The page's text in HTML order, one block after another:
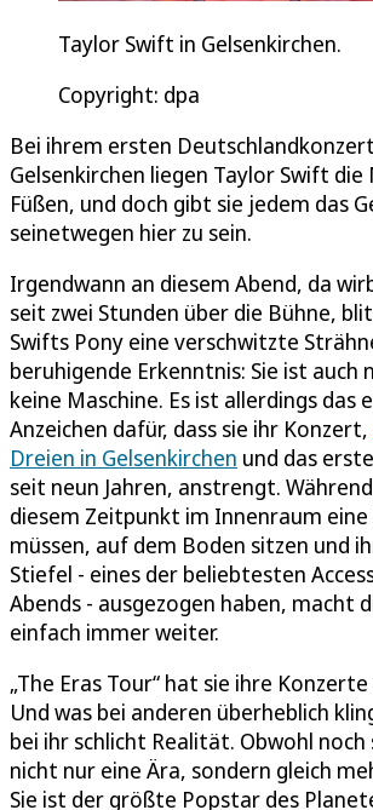
Taylor Swift in Gelsenkirchen.
Copyright: dpa
Bei ihrem ersten
Gelsenkirchen liegen Taylor Swift die
Füßen, und doch gibt sie jedem das
seinetwegen hier zu sein.
Irgendwann an diesem Abend, da
seit zwei Stunden über die Bühne,
Swifts Pony eine verschwitzte
beruhigende Erkenntnis: Sie ist auch
keine Maschine. Es ist allerdings das
Anzeichen dafür, dass sie ihr Konzert,
Dreien in Gelsenkirchen und das
seit neun Jahren, anstrengt.
diesem Zeitpunkt im Innenraum eine
müssen, auf dem Boden sitzen und
Stiefel - eines der beliebtesten
Abends - ausgezogen haben, macht
einfach immer weiter.
„The Eras Tour“ hat sie ihre
Und was bei anderen überheblich
bei ihr schlicht Realität. Obwohl
nicht nur eine Ära, sondern gleich
Sie ist der größte Popstar des